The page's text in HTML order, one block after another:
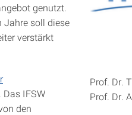
Prof. Dr.
Prof. Dr.
genutzt.
Jahre soll diese
verstärkt
IFSW
den